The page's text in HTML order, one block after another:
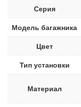
Серия
Модель багажника
Цвет
Тип установки
Материал